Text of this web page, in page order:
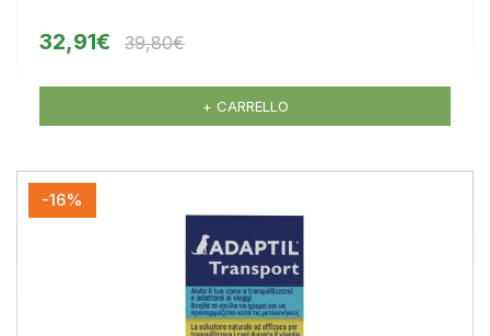
32,91€ 39,80€
+ CARRELLO
-16%